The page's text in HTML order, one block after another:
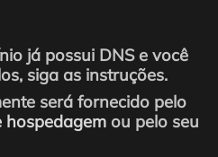
já possui DNS e você
siga as instruções.
será fornecido pelo
hospedagem ou pelo seu